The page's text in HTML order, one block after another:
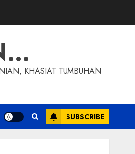
KHASIAT TUMBUHAN
SUBSCRIBE